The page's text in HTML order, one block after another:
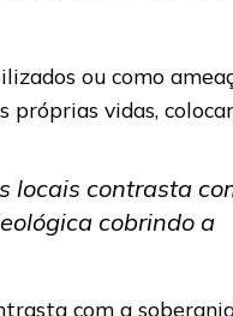
ou como
vidas,
locais contrasta
cobrindo a
com a